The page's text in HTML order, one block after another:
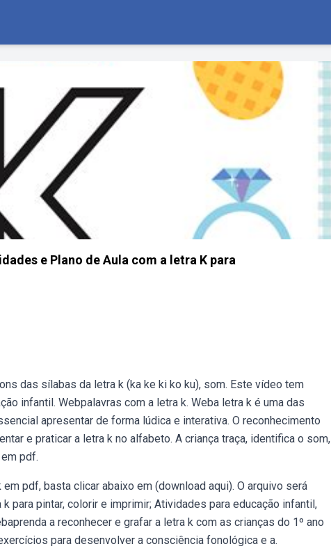
e Plano de Aula com a letra K para
das sílabas da letra k (ka ke ki ko ku), som. Este vídeo tem
infantil. Webpalavras com a letra k. Weba letra k é uma das
apresentar de forma lúdica e interativa. O reconhecimento
e praticar a letra k no alfabeto. A criança traça, identifica o som,
pdf.
pdf, basta clicar abaixo em (download aqui). O arquivo será
para pintar, colorir e imprimir; Atividades para educação infantil,
a reconhecer e grafar a letra k com as crianças do 1º ano
para desenvolver a consciência fonológica e a.